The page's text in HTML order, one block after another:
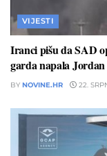
VIJESTI
Iranci pišu da SAD
garda napala Jordan
BY NOVINE.HR 22.